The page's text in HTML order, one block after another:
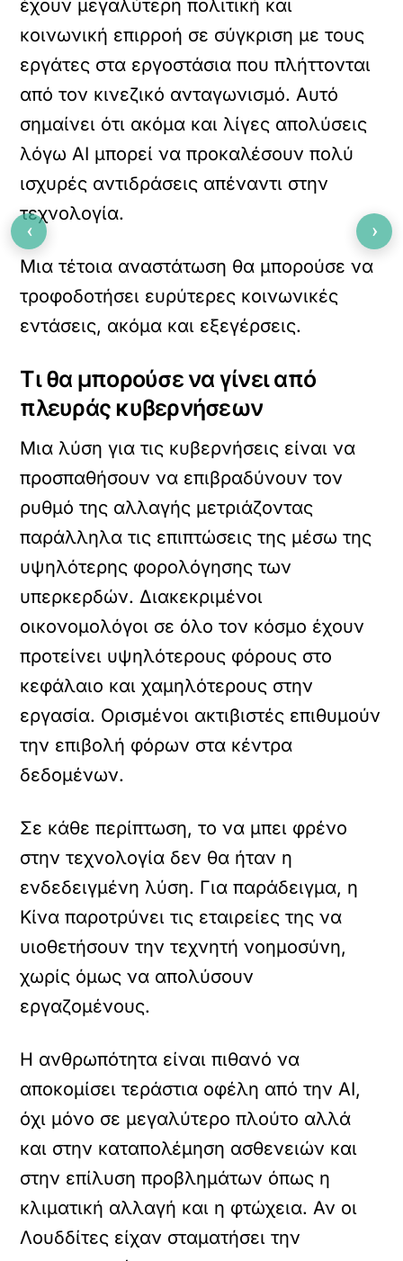
έχουν μεγαλύτερη πολιτική και
κοινωνική επιρροή σε σύγκριση με τους
εργάτες στα εργοστάσια που πλήττονται
από τον κινεζικό ανταγωνισμό. Αυτό
σημαίνει ότι ακόμα και λίγες απολύσεις
λόγω ΑΙ μπορεί να προκαλέσουν πολύ
ισχυρές αντιδράσεις απέναντι στην
τεχνολογία.
Μια τέτοια αναστάτωση θα μπορούσε να
τροφοδοτήσει ευρύτερες κοινωνικές
εντάσεις, ακόμα και εξεγέρσεις.
Τι θα μπορούσε να γίνει από
πλευράς κυβερνήσεων
Μια λύση για τις κυβερνήσεις είναι να
προσπαθήσουν να επιβραδύνουν τον
ρυθμό της αλλαγής μετριάζοντας
παράλληλα τις επιπτώσεις της μέσω της
υψηλότερης φορολόγησης των
υπερκερδών. Διακεκριμένοι
οικονομολόγοι σε όλο τον κόσμο έχουν
προτείνει υψηλότερους φόρους στο
κεφάλαιο και χαμηλότερους στην
εργασία. Ορισμένοι ακτιβιστές επιθυμούν
την επιβολή φόρων στα κέντρα
δεδομένων.
Σε κάθε περίπτωση, το να μπει φρένο
στην τεχνολογία δεν θα ήταν η
ενδεδειγμένη λύση. Για παράδειγμα, η
Κίνα παροτρύνει τις εταιρείες της να
υιοθετήσουν την τεχνητή νοημοσύνη,
χωρίς όμως να απολύσουν
εργαζομένους.
Η ανθρωπότητα είναι πιθανό να
αποκομίσει τεράστια οφέλη από την AI,
όχι μόνο σε μεγαλύτερο πλούτο αλλά
και στην καταπολέμηση ασθενειών και
στην επίλυση προβλημάτων όπως η
κλιματική αλλαγή και η φτώχεια. Αν οι
Λουδδίτες είχαν σταματήσει την
‹ ›